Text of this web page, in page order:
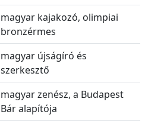
magyar kajakozó, olimpiai
bronzérmes
magyar újságíró és
szerkesztő
magyar zenész, a Budapest
Bár alapítója